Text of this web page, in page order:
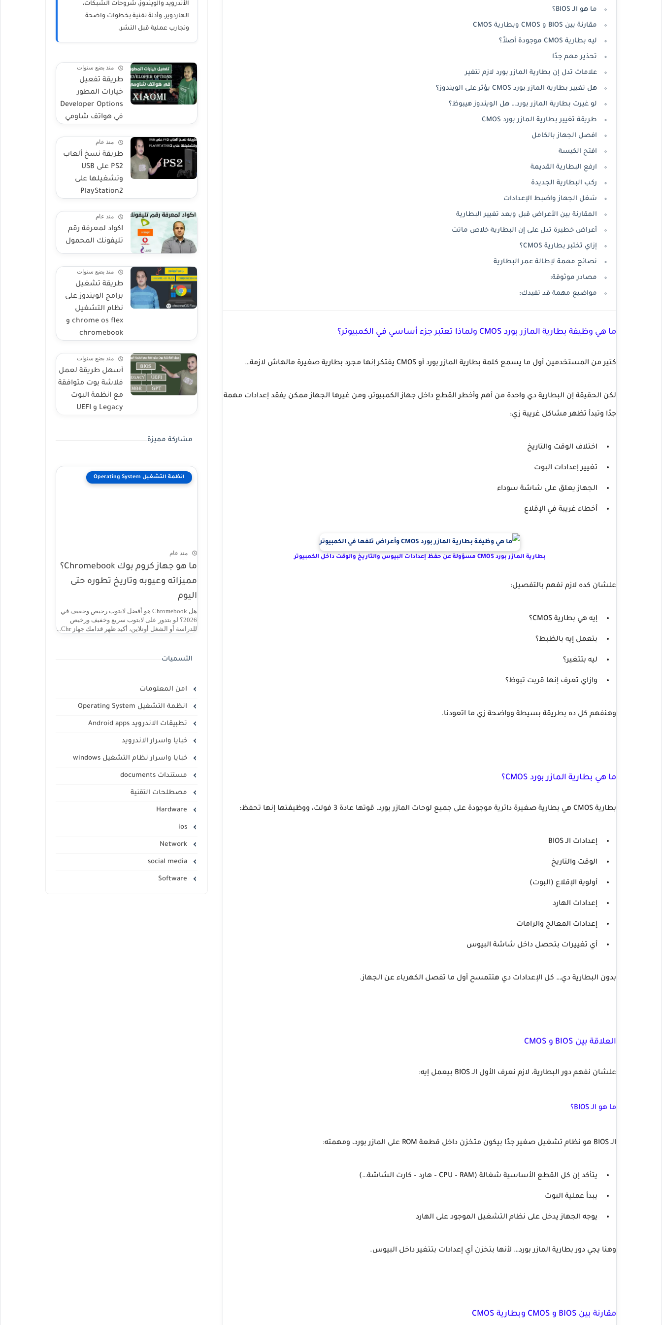
ما هو الـ BIOS؟
مقارنة بين BIOS و CMOS وبطارية CMOS
ليه بطارية CMOS موجودة أصلاً؟
تحذير مهم جدًا
علامات تدل إن بطارية المازر بورد لازم تتغير
هل تغيير بطارية المازر بورد CMOS يؤثر على الويندوز؟
لو غيرت بطارية المازر بورد… هل الويندوز هيبوظ؟
طريقة تغيير بطارية المازر بورد CMOS
افصل الجهاز بالكامل
افتح الكيسة
ارفع البطارية القديمة
ركب البطارية الجديدة
شغل الجهاز واضبط الإعدادات
المقارنة بين الأعراض قبل وبعد تغيير البطارية
أعراض خطيرة تدل على إن البطارية خلاص ماتت
إزاي تختبر بطارية CMOS؟
نصائح مهمة لإطالة عمر البطارية
مصادر موثوقة:
مواضيع مهمة قد تفيدك:
ما هي وظيفة بطارية المازر بورد CMOS ولماذا تعتبر جزء أساسي في الكمبيوتر؟
كتير من المستخدمين أول ما يسمع كلمة بطارية المازر بورد أو CMOS يفتكر إنها مجرد بطارية صغيرة مالهاش لازمة…
لكن الحقيقة إن البطارية دي واحدة من أهم وأخطر القطع داخل جهاز الكمبيوتر، ومن غيرها الجهاز ممكن يفقد إعدادات مهمة
جدًا وتبدأ تظهر مشاكل غريبة زي:
اختلاف الوقت والتاريخ
تغيير إعدادات البوت
الجهاز يعلق على شاشة سوداء
أخطاء غريبة في الإقلاع
بطارية المازر بورد CMOS مسؤولة عن حفظ إعدادات البيوس والتاريخ والوقت داخل الكمبيوتر
علشان كده لازم نفهم بالتفصيل:
إيه هي بطارية CMOS؟
بتعمل إيه بالظبط؟
ليه بتتغير؟
وازاي تعرف إنها قربت تبوظ؟
وهنفهم كل ده بطريقة بسيطة وواضحة زي ما اتعودنا.
ما هي بطارية المازر بورد CMOS؟
بطارية CMOS هي بطارية صغيرة دائرية موجودة على جميع لوحات المازر بورد، قوتها عادة 3 فولت، ووظيفتها إنها تحفظ:
إعدادات الـ BIOS
الوقت والتاريخ
أولوية الإقلاع (البوت)
إعدادات الهارد
إعدادات المعالج والرامات
أي تغييرات بتحصل داخل شاشة البيوس
بدون البطارية دي… كل الإعدادات دي هتتمسح أول ما تفصل الكهرباء عن الجهاز.
العلاقة بين BIOS و CMOS
علشان نفهم دور البطارية، لازم نعرف الأول الـ BIOS بيعمل إيه:
ما هو الـ BIOS؟
الـ BIOS هو نظام تشغيل صغير جدًا بيكون متخزن داخل قطعة ROM على المازر بورد، ومهمته:
يتأكد إن كل القطع الأساسية شغالة (CPU – RAM – هارد – كارت الشاشة…)
يبدأ عملية البوت
يوجه الجهاز يدخل على نظام التشغيل الموجود على الهارد
وهنا يجي دور بطارية المازر بورد… لأنها بتخزن أي إعدادات بتتغير داخل البيوس.
مقارنة بين BIOS و CMOS وبطارية CMOS
الأندرويد والويندوز، شروحات الشبكات،
الهاردوير، وأدلة تقنية بخطوات واضحة
وتجارب عملية قبل النشر.
منذ بضع سنوات
طريقة تفعيل
خيارات المطور
Developer Options
في هواتف شاومي
منذ عام
طريقة نسخ ألعاب
PS2 على USB
وتشغيلها على
PlayStation2
منذ عام
اكواد لمعرفة رقم
تليفونك المحمول
منذ بضع سنوات
طريقة تشغيل
برامج الويندوز على
نظام التشغيل
chrome os flex و
chromebook
منذ بضع سنوات
أسهل طريقة لعمل
فلاشة بوت متوافقة
مع انظمة البوت
Legacy و UEFI
مشاركة مميزة
انظمة التشغيل Operating System
منذ عام
ما هو جهاز كروم بوك Chromebook؟
مميزاته وعيوبه وتاريخ تطوره حتى
اليوم
هل Chromebook هو أفضل لابتوب رخيص وخفيف في
2026؟ لو بتدور على لابتوب سريع وخفيف ورخيص
للدراسة أو الشغل أونلاين، أكيد ظهر قدامك جهاز Chr...
التسميات
امن المعلومات
انظمة التشغيل Operating System
تطبيقات الاندرويد Android apps
خبايا واسرار الاندرويد
خبايا واسرار نظام التشغيل windows
مستندات documents
مصطلحات التقنية
ios
Network
social media